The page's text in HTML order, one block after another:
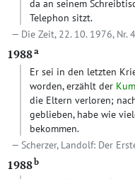
da an seinem
Telephon sitzt.
Die Zeit, 22. 10. 1976, Nr.
1988a
Er sei in den letzten
worden, erzählt der
die Eltern verloren;
geblieben, habe wie
bekommen.
Scherzer, Landolf: Der
1988b